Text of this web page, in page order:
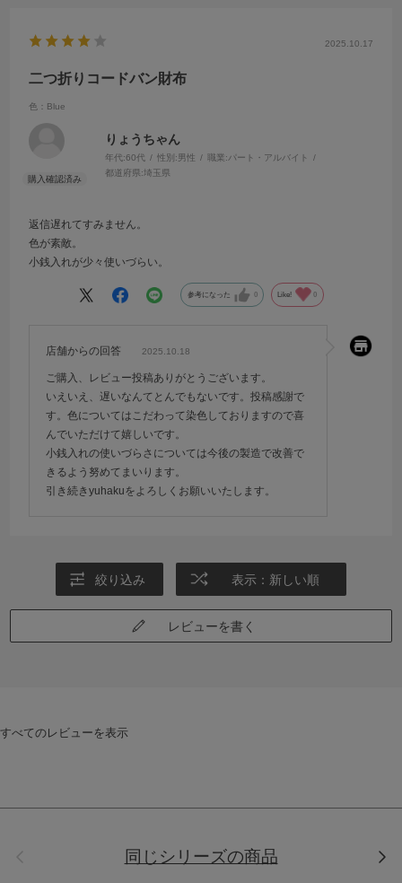
2025.10.17
二つ折りコードバン財布
色：Blue
りょうちゃん
年代:60代 性別:男性 職業:パート・アルバイト
都道府県:埼玉県
返信遅れてすみません。
色が素敵。
小銭入れが少々使いづらい。
参考になった 0 Like! 0
店舗からの回答 2025.10.18
ご購入、レビュー投稿ありがとうございます。
いえいえ、遅いなんてとんでもないです。投稿感謝で
す。色についてはこだわって染色しておりますので喜
んでいただけて嬉しいです。
小銭入れの使いづらさについては今後の製造で改善で
きるよう努めてまいります。
引き続きyuhakuをよろしくお願いいたします。
絞り込み 表示：新しい順
レビューを書く
すべてのレビューを表示
同じシリーズの商品 次